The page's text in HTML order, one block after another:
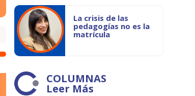
La crisis de las
pedagogías no es la
matrícula
COLUMNAS
Leer Más